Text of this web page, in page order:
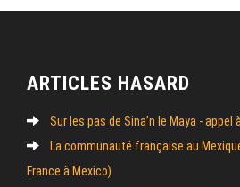
ARTICLES HASARD
Sur les pas de Sina’n le Maya - appel
La communauté française au
France à Mexico)